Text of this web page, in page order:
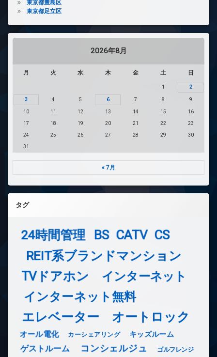
東京都豊島区
東京都足立区
2026年8月
月 火 水 木 金 土 日
1 2
3 4 5 6 7 8 9
10 11 12 13 14 15 16
17 18 19 20 21 22 23
24 25 26 27 28 29 30
31
« 7月
タグ
24時間管理 BS CATV CS
REIT系ブランドマンション
TVドアホン インターネット
インターネット無料
エレベーター オートロック
オール電化 カーシェアリング キッズルーム
ゲストルーム コンシェルジュ ゴルフレンジ